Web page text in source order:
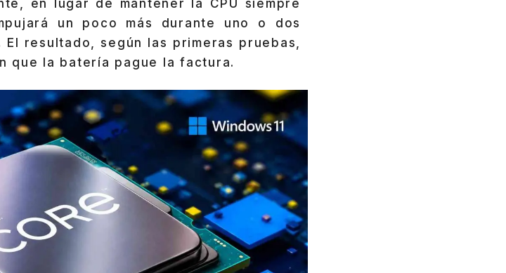
en lugar de mantener la CPU siempre
un poco más durante uno o dos
resultado, según las primeras pruebas,
que la batería pague la factura.